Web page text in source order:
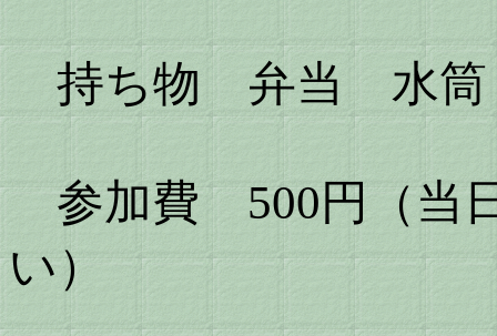
持ち物 弁当 水
参加費 500円（当
い）